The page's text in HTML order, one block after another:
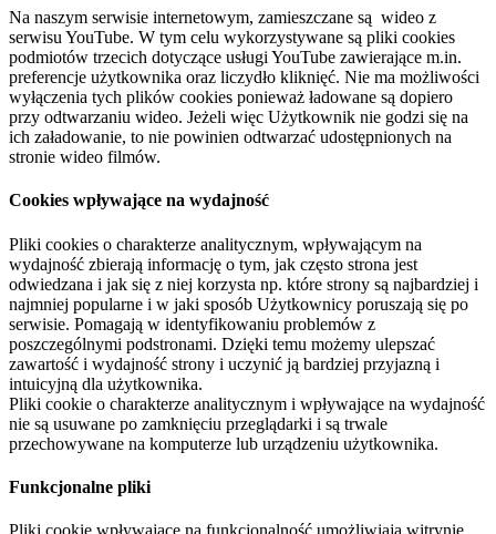
Na naszym serwisie internetowym, zamieszczane są wideo z
serwisu YouTube. W tym celu wykorzystywane są pliki cookies
podmiotów trzecich dotyczące usługi YouTube zawierające m.in.
preferencje użytkownika oraz liczydło kliknięć. Nie ma możliwości
wyłączenia tych plików cookies ponieważ ładowane są dopiero
przy odtwarzaniu wideo. Jeżeli więc Użytkownik nie godzi się na
ich załadowanie, to nie powinien odtwarzać udostępnionych na
stronie wideo filmów.
Cookies wpływające na wydajność
Pliki cookies o charakterze analitycznym, wpływającym na
wydajność zbierają informację o tym, jak często strona jest
odwiedzana i jak się z niej korzysta np. które strony są najbardziej i
najmniej popularne i w jaki sposób Użytkownicy poruszają się po
serwisie. Pomagają w identyfikowaniu problemów z
poszczególnymi podstronami. Dzięki temu możemy ulepszać
zawartość i wydajność strony i uczynić ją bardziej przyjazną i
intuicyjną dla użytkownika.
Pliki cookie o charakterze analitycznym i wpływające na wydajność
nie są usuwane po zamknięciu przeglądarki i są trwale
przechowywane na komputerze lub urządzeniu użytkownika.
Funkcjonalne pliki
Pliki cookie wpływające na funkcjonalność umożliwiają witrynie